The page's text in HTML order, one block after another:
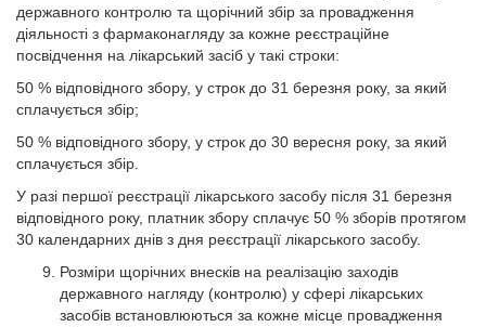
державного контролю та щорічний збір за провадження
діяльності з фармаконагляду за кожне реєстраційне
посвідчення на лікарський засіб у такі строки:
50 % відповідного збору, у строк до 31 березня року, за який
сплачується збір;
50 % відповідного збору, у строк до 30 вересня року, за який
сплачується збір.
У разі першої реєстрації лікарського засобу після 31 березня
відповідного року, платник збору сплачує 50 % зборів протягом
30 календарних днів з дня реєстрації лікарського засобу.
Розміри щорічних внесків на реалізацію заходів
державного нагляду (контролю) у сфері лікарських
засобів встановлюються за кожне місце провадження